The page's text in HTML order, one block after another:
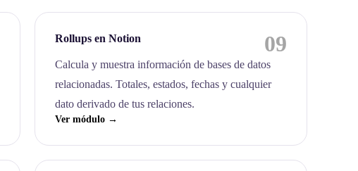
Rollups en Notion 09
Calcula y muestra información de bases de datos
relacionadas. Totales, estados, fechas y cualquier
dato derivado de tus relaciones.
Ver módulo →